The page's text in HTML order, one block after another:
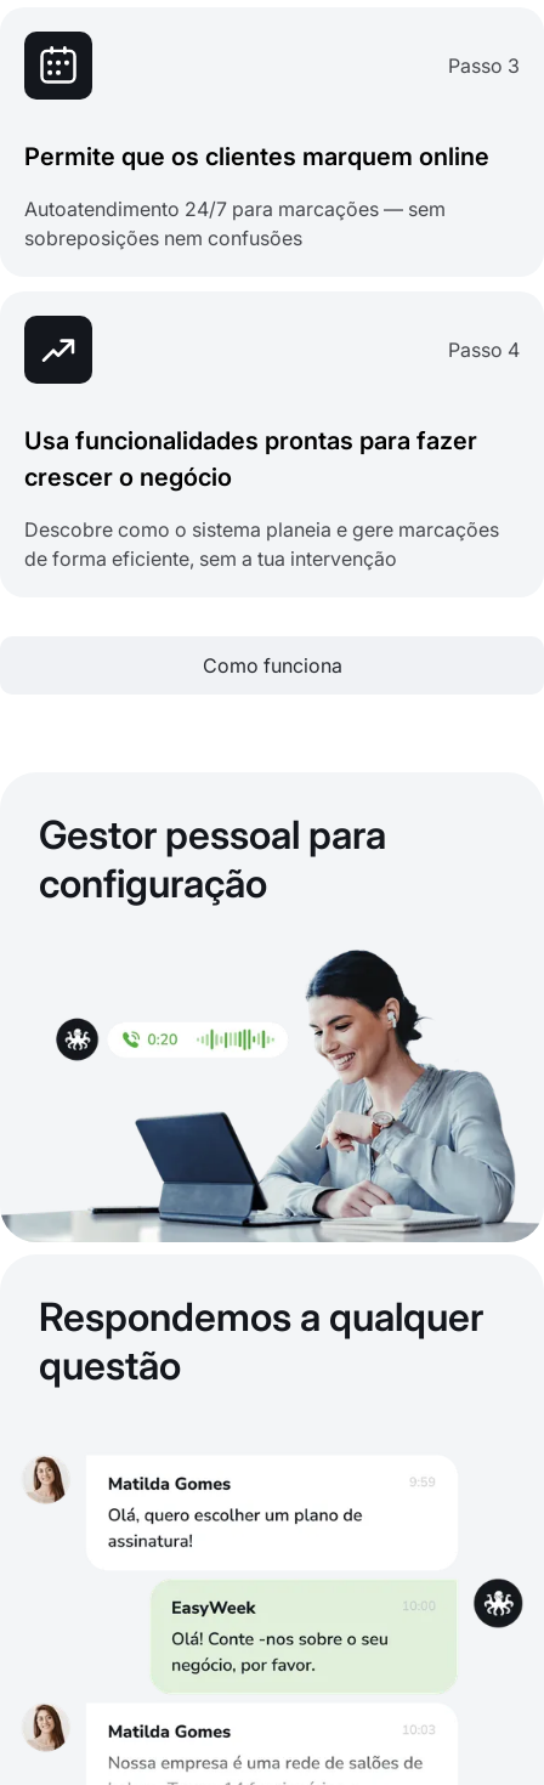
Passo 3
Permite que os clientes marquem online
Autoatendimento 24/7 para marcações — sem
sobreposições nem confusões
Passo 4
Usa funcionalidades prontas para fazer
crescer o negócio
Descobre como o sistema planeia e gere marcações
de forma eficiente, sem a tua intervenção
Como funciona
Gestor pessoal para
configuração
Respondemos a qualquer
questão